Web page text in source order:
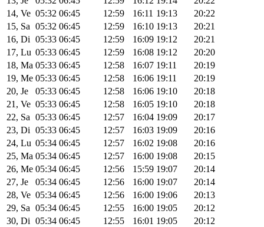
14, Ve 05:32 06:45 12:59 16:11 19:13
20:22
15, Sa 05:32 06:45 12:59 16:10 19:13
20:21
16, Di 05:33 06:45 12:59 16:09 19:12
20:21
17, Lu 05:33 06:45 12:59 16:08 19:12
20:20
18, Ma 05:33 06:45 12:58 16:07 19:11
20:19
19, Me 05:33 06:45 12:58 16:06 19:11
20:19
20, Je
05:33 06:45 12:58 16:06 19:10
20:18
21, Ve 05:33 06:45 12:58 16:05 19:10
20:18
22, Sa 05:33 06:45 12:57 16:04 19:09
20:17
23, Di 05:33 06:45 12:57 16:03 19:09
20:16
24, Lu 05:34 06:45 12:57 16:02 19:08
20:16
25, Ma 05:34 06:45 12:57 16:00 19:08
20:15
26, Me 05:34 06:45 12:56 15:59 19:07
20:14
27, Je
05:34 06:45 12:56 16:00 19:07
20:14
28, Ve 05:34 06:45 12:56 16:00 19:06
20:13
29, Sa 05:34 06:45 12:55 16:00 19:05
20:12
30, Di 05:34 06:45 12:55 16:01 19:05
20:12